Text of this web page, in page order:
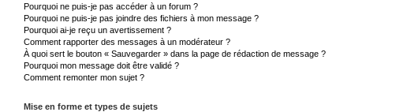
Pourquoi ne puis-je pas accéder à un forum ?
Pourquoi ne puis-je pas joindre des fichiers à mon message ?
Pourquoi ai-je reçu un avertissement ?
Comment rapporter des messages à un modérateur ?
À quoi sert le bouton « Sauvegarder » dans la page de rédaction de message ?
Pourquoi mon message doit être validé ?
Comment remonter mon sujet ?
Mise en forme et types de sujets